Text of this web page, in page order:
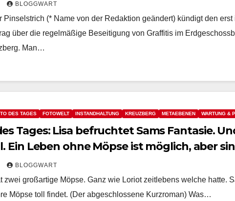
BLOGGWART
Pinselstrich (* Name von der Redaktion geändert) kündigt den erst
über die regelmäßige Beseitigung von Graffitis im
Man…
DES TAGES FOTOWELT INSTANDHALTUNG KREUZBERG METAEBENEN WARTUNG &
Tages: Lisa befruchtet Sams Fantasie.
spritzt alles voll. Ein Leben ohne Möpse ist möglich, aber
BLOGGWART
zwei großartige Möpse. Ganz wie Loriot zeitlebens welche hatte.
Möpse toll findet. (Der abgeschlossene Kurzroman) Was…